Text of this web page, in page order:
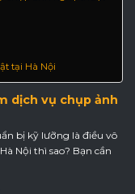
tại Hà Nội
dịch vụ chụp ảnh
bị kỹ lưỡng là điều vô
Nội thì sao? Bạn cần